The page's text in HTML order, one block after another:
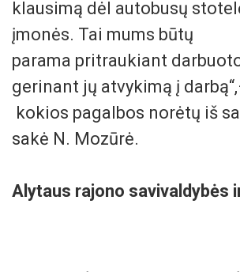
klausimą dėl autobusų
įmonės. Tai mums būtų
parama pritraukiant
gerinant jų atvykimą į
kokios pagalbos norėtų iš
sakė N. Mozūrė.
Alytaus rajono savivaldybės